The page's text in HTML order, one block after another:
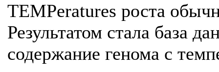
TEMPeratures роста
Результатом стала база
содержание генома с